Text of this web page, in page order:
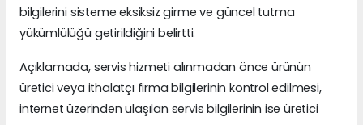
bilgilerini sisteme eksiksiz girme ve güncel tutma
yükümlülüğü getirildiğini belirtti.
Açıklamada, servis hizmeti alınmadan önce ürünün
üretici veya ithalatçı firma bilgilerinin kontrol edilmesi,
internet üzerinden ulaşılan servis bilgilerinin ise üretici